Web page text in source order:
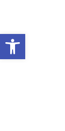
Open toolbar